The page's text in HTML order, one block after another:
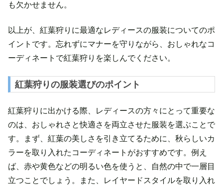
も欠かせません。
以上が、紅葉狩りに最適なレディースの服装についてのポ
イントです。忘れずにマナーを守りながら、おしゃれなコ
ーディネートで紅葉狩りを楽しんでください。
紅葉狩りの服装選びのポイント
紅葉狩りに出かける際、レディースの方々にとって重要な
のは、おしゃれさと快適さを両立させた服装を選ぶことで
す。まず、紅葉の美しさを引き立てるために、秋らしいカ
ラーを取り入れたコーディネートがおすすめです。例え
ば、赤や黄色などの明るい色を使うと、自然の中で一層目
立つことでしょう。また、レイヤードスタイルを取り入れ